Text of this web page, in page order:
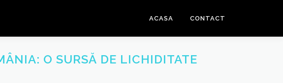
ACASA CONTACT
O SURSĂ DE LICHIDITATE